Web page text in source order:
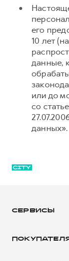
его
10 лет
данные,
или до
со
данных».
СЕРВИСЫ